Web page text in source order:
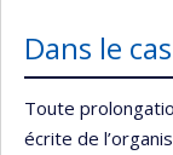
Dans le
Toute
écrite de